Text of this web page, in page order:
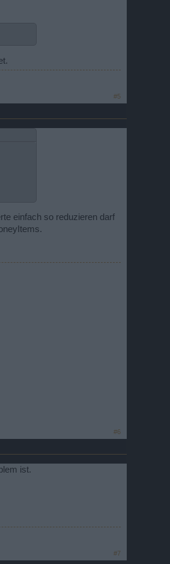
#5
einfach so reduzieren darf
#6
ist.
#7